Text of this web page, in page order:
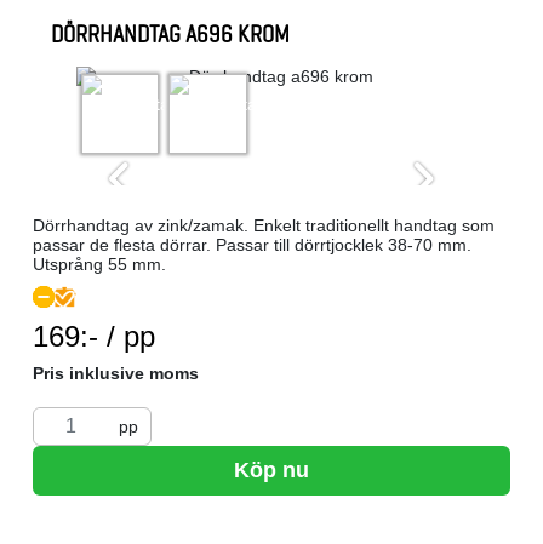
DÖRRHANDTAG A696 KROM
Dörrhandtag av zink/zamak. Enkelt traditionellt handtag som
passar de flesta dörrar. Passar till dörrtjocklek 38-70 mm.
Utsprång 55 mm.
169:- / pp
Pris inklusive moms
pp
Köp nu